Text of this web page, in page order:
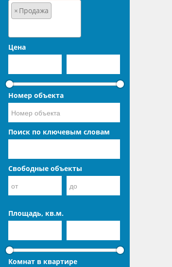
× Продажа
Цена
Номер объекта
Поиск по ключевым словам
Свободные объекты
Площадь, кв.м.
Комнат в квартире